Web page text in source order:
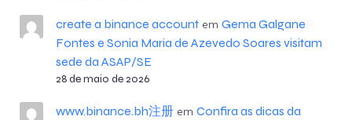
create a binance accountem Gema Galgane
Fontes e Sonia Maria de Azevedo Soares visitam
sede da ASAP/SE
28 de maio de 2026
www.binance.bh注册em Confira as dicas da